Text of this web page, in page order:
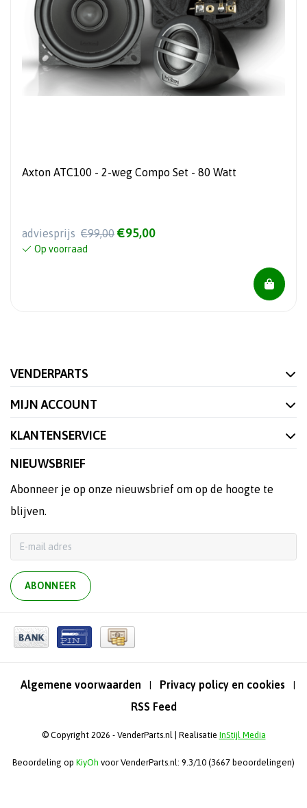
Axton ATC100 - 2-weg Compo Set - 80 Watt
adviesprijs €99,00 €95,00
Op voorraad
VENDERPARTS
MIJN ACCOUNT
KLANTENSERVICE
NIEUWSBRIEF
Abonneer je op onze nieuwsbrief om op de hoogte te
blijven.
ABONNEER
Algemene voorwaarden | Privacy policy en cookies |
RSS Feed
© Copyright 2026 - VenderParts.nl | Realisatie InStijl Media
Beoordeling op KiyOh voor VenderParts.nl: 9.3/10 (3667 beoordelingen)